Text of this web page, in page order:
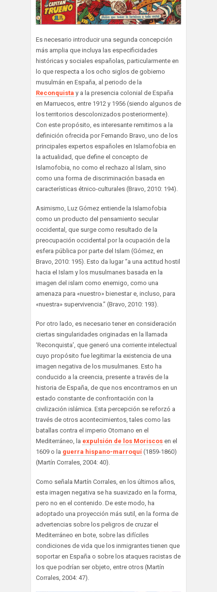
Es necesario introducir una segunda concepción
más amplia que incluya las especificidades
históricas y sociales españolas, particularmente en
lo que respecta a los ocho siglos de gobierno
musulmán en España, al periodo de la
Reconquista y a la presencia colonial de España
en Marruecos, entre 1912 y 1956 (siendo algunos de
los territorios descolonizados posteriormente).
Con este propósito, es interesante remitirnos a la
definición ofrecida por Fernando Bravo, uno de los
principales expertos españoles en Islamofobia en
la actualidad, que define el concepto de
Islamofobia, no como el rechazo al Islam, sino
como una forma de discriminación basada en
características étnico-culturales (Bravo, 2010: 194).
Asimismo, Luz Gómez entiende la Islamofobia
como un producto del pensamiento secular
occidental, que surge como resultado de la
preocupación occidental por la ocupación de la
esfera pública por parte del Islam (Gómez, en
Bravo, 2010: 195). Esto da lugar “a una actitud hostil
hacia el Islam y los musulmanes basada en la
imagen del islam como enemigo, como una
amenaza para «nuestro» bienestar e, incluso, para
«nuestra» supervivencia.” (Bravo, 2010: 193).
Por otro lado, es necesario tener en consideración
ciertas singularidades originadas en la llamada
‘Reconquista’, que generó una corriente intelectual
cuyo propósito fue legitimar la existencia de una
imagen negativa de los musulmanes. Esto ha
conducido a la creencia, presente a través de la
historia de España, de que nos encontramos en un
estado constante de confrontación con la
civilización islámica. Esta percepción se reforzó a
través de otros acontecimientos, tales como las
batallas contra el imperio Otomano en el
Mediterráneo, la expulsión de los Moriscos en el
1609 o la guerra hispano-marroquí (1859-1860)
(Martín Corrales, 2004: 40).
Como señala Martín Corrales, en los últimos años,
esta imagen negativa se ha suavizado en la forma,
pero no en el contenido. De este modo, ha
adoptado una proyección más sutil, en la forma de
advertencias sobre los peligros de cruzar el
Mediterráneo en bote, sobre las difíciles
condiciones de vida que los inmigrantes tienen que
soportar en España o sobre los ataques racistas de
los que podrían ser objeto, entre otros (Martín
Corrales, 2004: 47).